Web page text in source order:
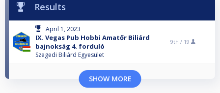
Results
April 1, 2023
IX. Vegas Pub Hobbi Amatőr Biliárd
bajnokság 4. forduló
Szegedi Biliárd Egyesület
9th / 19
SHOW MORE